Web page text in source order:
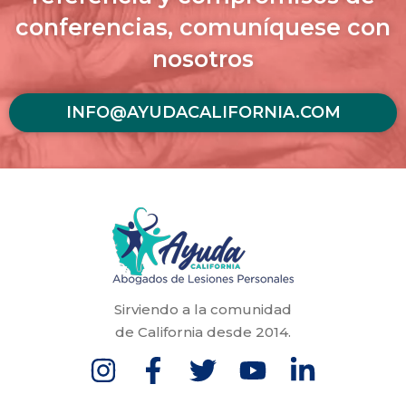
conferencias, comuníquese con
nosotros
INFO@AYUDACALIFORNIA.COM
Sirviendo a la comunidad
de California desde 2014.